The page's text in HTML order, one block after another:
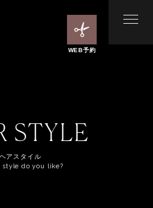
WEB予約
STYLE
ヘアスタイル
do you like?